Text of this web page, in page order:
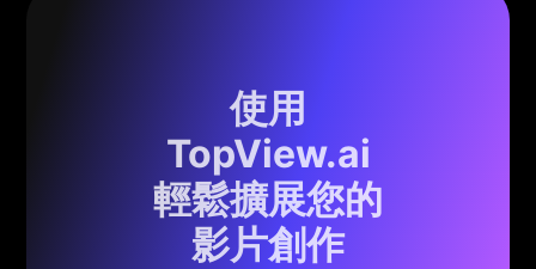
使用
TopView.ai
輕鬆擴展您的
影片創作